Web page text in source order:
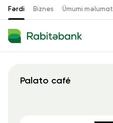
Fərdi Biznes Ümumi məlumat
Palato café